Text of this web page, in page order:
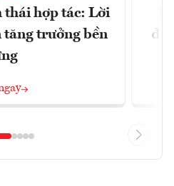
thái hợp tác: Lời
tăng trưởng bền